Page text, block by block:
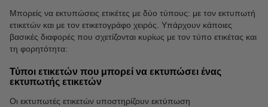
Μπορείς να εκτυπώσεις ετικέτες με δύο τύπους: με τον εκτυπωτή
ετικετών και με τον ετικετογράφο χειρός. Υπάρχουν κάποιες
βασικές διαφορές που σχετίζονται κυρίως με τον τύπο ετικέτας και
τη φορητότητα:
Τύποι ετικετών που μπορεί να εκτυπώσει ένας
εκτυπωτής ετικετών
Οι εκτυπωτές ετικετών υποστηρίζουν εκτύπωση